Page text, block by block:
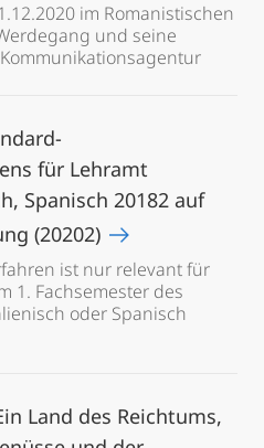
im Romanistischen
und seine
für Lehramt
Spanisch 20182 auf
(20202)
ist nur relevant für
1. Fachsemester des
oder Spanisch
Land des Reichtums,